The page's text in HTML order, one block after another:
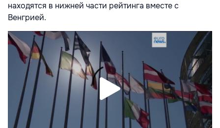
находятся в нижней части рейтинга вместе с
Венгрией.